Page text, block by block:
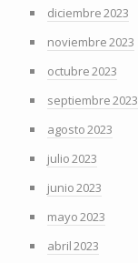
diciembre 2023
noviembre 2023
octubre 2023
septiembre 2023
agosto 2023
julio 2023
junio 2023
mayo 2023
abril 2023